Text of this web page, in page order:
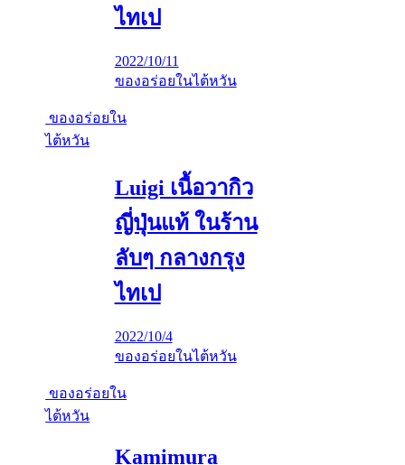
ไทเป
2022/10/11
ของอร่อยในไต้หวัน
ของอร่อยใน
ไต้หวัน
Luigi เนื้อวากิว
ญี่ปุ่นแท้ ในร้าน
ลับๆ กลางกรุง
ไทเป
2022/10/4
ของอร่อยในไต้หวัน
ของอร่อยใน
ไต้หวัน
Kamimura